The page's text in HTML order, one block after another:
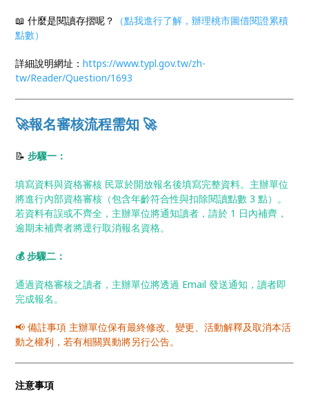
📖 什麼是閱讀存摺呢？
（點我進行了解，辦理桃市圖借閱證累積
點數）
詳細說明網址：https://www.typl.gov.tw/zh-
tw/Reader/Question/1693
🚀報名審核流程需知 🚀
📝步驟一：
填寫資料與資格審核 民眾於開放報名後填寫完整資料。主辦單位
將進行內部資格審核（包含年齡符合性與扣除閱讀點數 3 點）。
若資料有誤或不齊全，主辦單位將通知讀者，請於 1 日內補齊，
逾期未補齊者將逕行取消報名資格。
💰 步驟二：
通過資格審核之讀者，主辦單位將透過 Email 發送通知，讀者即
完成報名。
📢 備註事項 主辦單位保有最終修改、變更、活動解釋及取消本活
動之權利，若有相關異動將另行公告。
注意事項